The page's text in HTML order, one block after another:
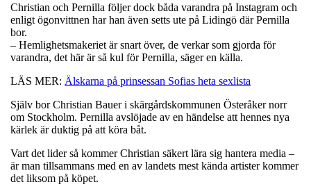
Christian och Pernilla följer dock båda varandra på Instagram och
enligt ögonvittnen har han även setts ute på Lidingö där Pernilla
bor.
– Hemlighetsmakeriet är snart över, de verkar som gjorda för
varandra, det här är så kul för Pernilla, säger en källa.
LÄS MER: Älskarna på prinsessan Sofias heta sexlista
Själv bor Christian Bauer i skärgårdskommunen Österåker norr
om Stockholm. Pernilla avslöjade av en händelse att hennes nya
kärlek är duktig på att köra båt.
Vart det lider så kommer Christian säkert lära sig hantera media –
är man tillsammans med en av landets mest kända artister kommer
det liksom på köpet.